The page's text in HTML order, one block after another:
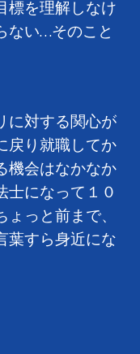
標を理解しなけ
ない…そのこと
に対する関心が
戻り就職してか
機会はなかなか
士になって１０
っと前まで、
葉すら身近にな